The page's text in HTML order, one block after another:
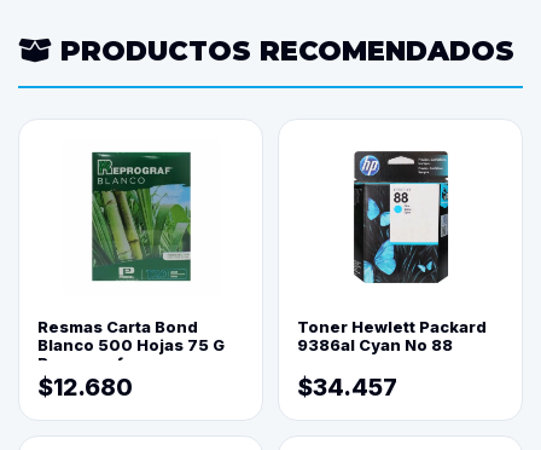
PRODUCTOS RECOMENDADOS
Resmas Carta Bond
Blanco 500 Hojas 75 G
Reprograf.
$12.680
Toner Hewlett Packard
9386al Cyan No 88
$34.457